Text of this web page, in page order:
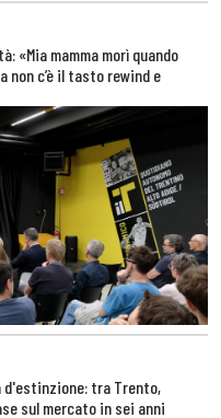
«Mia mamma morì quando
non c’è il tasto rewind e
tra Trento,
sul mercato in sei anni